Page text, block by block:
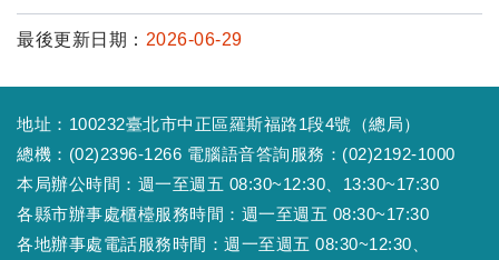
最後更新日期： 2026-06-29
地址：100232臺北市中正區羅斯福路1段4號（總局）
總機：(02)2396-1266 電腦語音答詢服務：(02)2192-1000
本局辦公時間：週一至週五 08:30~12:30、13:30~17:30
各縣市辦事處櫃檯服務時間：週一至週五 08:30~17:30
各地辦事處電話服務時間：週一至週五 08:30~12:30、